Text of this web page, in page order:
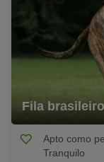
Fila brasileiro
Apto como
Tranquilo